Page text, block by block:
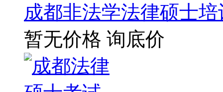
成都非法学法律硕士
暂无价格 询底价